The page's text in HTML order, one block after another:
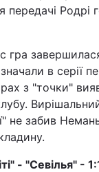
передачі Родрі
гра
в серії
з "точки"
не забив
- "Севілья" -